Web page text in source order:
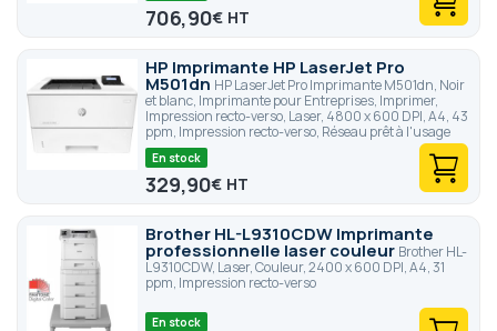
706,90€
HP Imprimante HP LaserJet Pro
M501dn HP LaserJet Pro Imprimante M501dn, Noir
et blanc, Imprimante pour Entreprises, Imprimer,
Impression recto-verso, Laser, 4800 x 600 DPI, A4, 43
ppm, Impression recto-verso, Réseau prêt à l'usage
En stock
329,90€
Brother HL-L9310CDW Imprimante
professionnelle laser couleur Brother HL-
L9310CDW, Laser, Couleur, 2400 x 600 DPI, A4, 31
ppm, Impression recto-verso
En stock